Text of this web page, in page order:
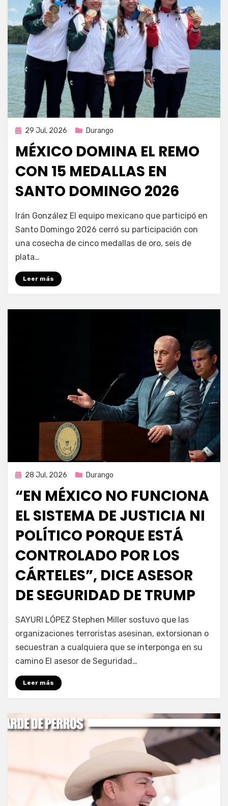
Publicada
29 Jul, 2026 Durango
MÉXICO DOMINA EL REMO
CON 15 MEDALLAS EN
SANTO DOMINGO 2026
por Fernando Miranda Servín
Irán González El equipo mexicano que participó en
Santo Domingo 2026 cerró su participación con
una cosecha de cinco medallas de oro, seis de
plata…
Leer más
Publicada
28 Jul, 2026 Durango
“EN MÉXICO NO FUNCIONA
EL SISTEMA DE JUSTICIA NI
POLÍTICO PORQUE ESTÁ
CONTROLADO POR LOS
CÁRTELES”, DICE ASESOR
DE SEGURIDAD DE TRUMP
porFernando Miranda Servín
SAYURI LÓPEZ Stephen Miller sostuvo que las
organizaciones terroristas asesinan, extorsionan o
secuestran a cualquiera que se interponga en su
camino El asesor de Seguridad…
Leer más